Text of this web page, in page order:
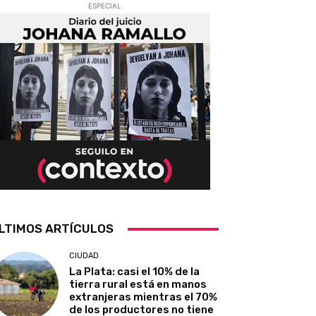
ESPECIAL
ARTÍCULOS
CIUDAD
La Plata: casi el 10% de la
tierra rural está en manos
extranjeras mientras el 70%
de los productores no tiene